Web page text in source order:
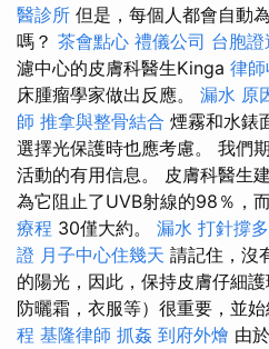
醫診所 但是，每個人都會自動
嗎？ 茶會點心 禮儀公司 台胞證
濾中心的皮膚科醫生Kinga 律
床腫瘤學家做出反應。 漏水 原
師 推拿與整骨結合 煙霧和水錶
選擇光保護時也應考慮。 我們
活動的有用信息。 皮膚科醫生
為它阻止了UVB射線的98％，
療程 30僅大約。 漏水 打針撐
證 月子中心住幾天 請記住，沒
的陽光，因此，保持皮膚仔細
防曬霜，衣服等）很重要，並始
程 基隆律師 抓姦 到府外燴 由